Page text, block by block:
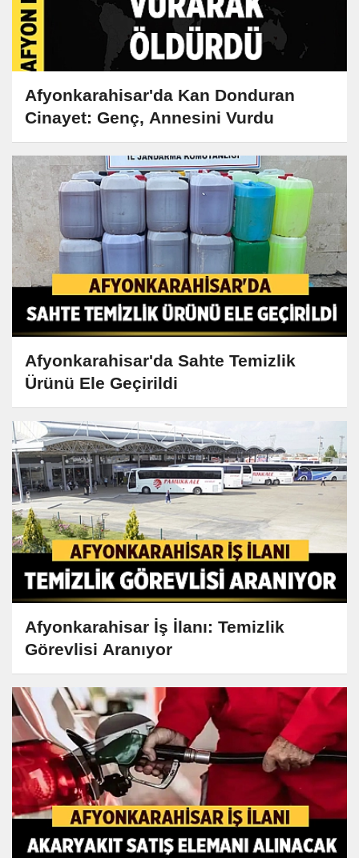
Afyonkarahisar'da Kan Donduran
Cinayet: Genç, Annesini Vurdu
Afyonkarahisar'da Sahte Temizlik
Ürünü Ele Geçirildi
Afyonkarahisar İş İlanı: Temizlik
Görevlisi Aranıyor